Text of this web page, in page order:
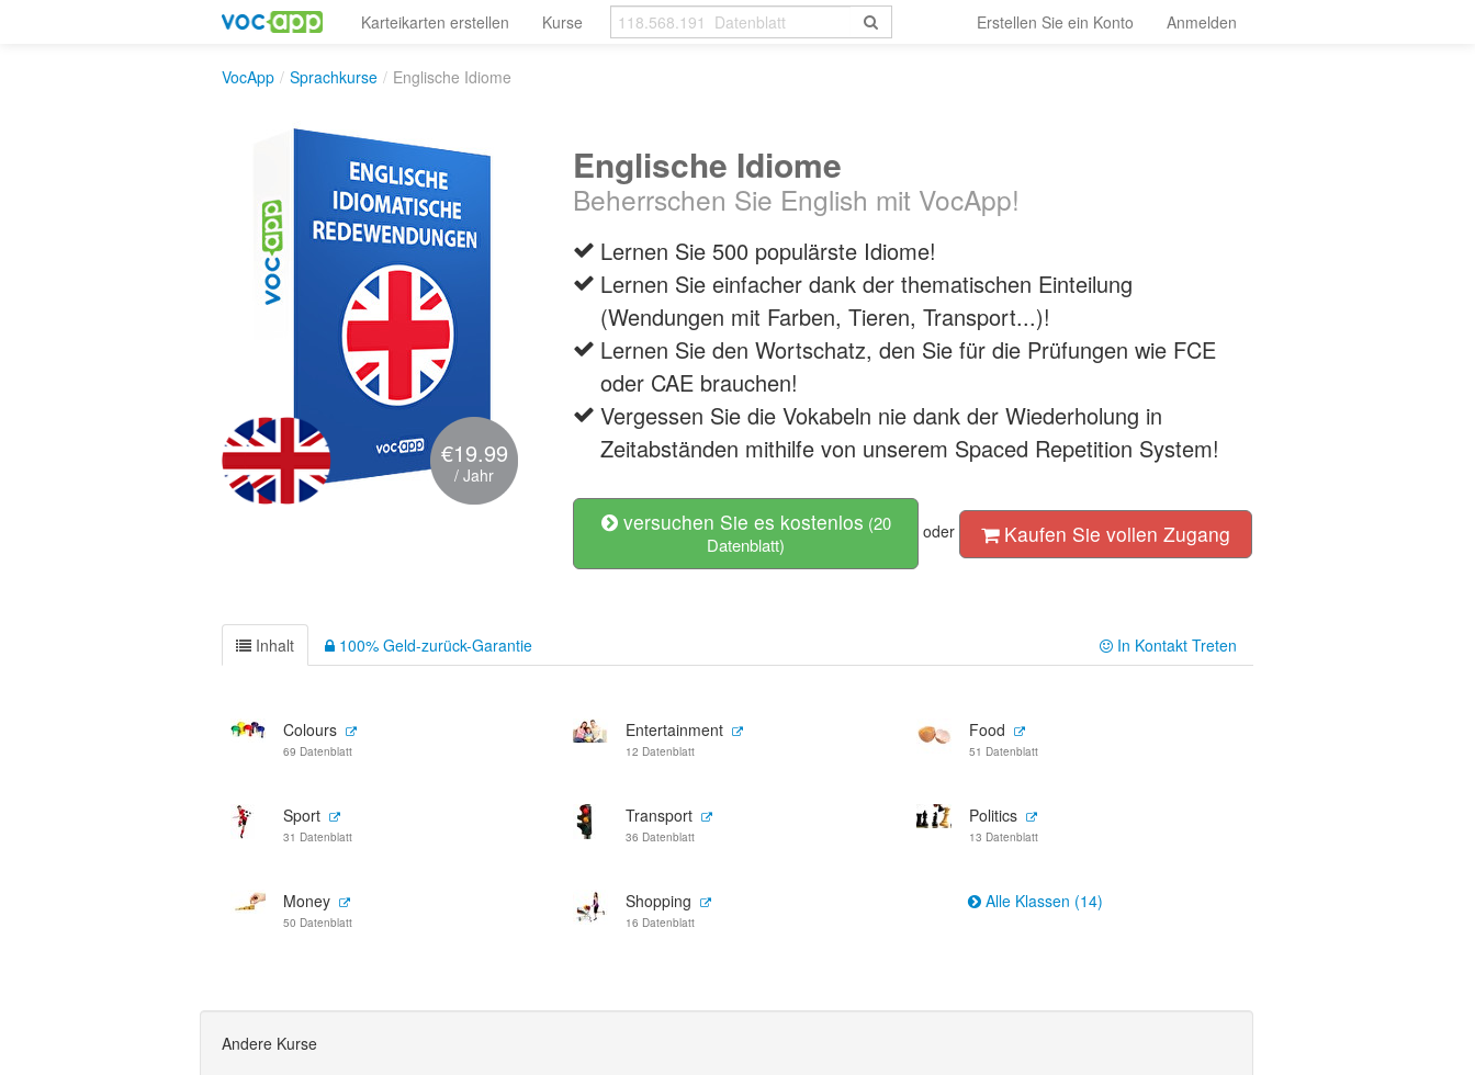
Karteikarten erstellen Kurse Erstellen Sie ein Konto Anmelden
VocApp / Sprachkurse / Englische Idiome
€19.99
/ Jahr
Englische Idiome
Beherrschen Sie English mit VocApp!
Lernen Sie 500 populärste Idiome!
Lernen Sie einfacher dank der thematischen Einteilung
(Wendungen mit Farben, Tieren, Transport...)!
Lernen Sie den Wortschatz, den Sie für die Prüfungen wie FCE
oder CAE brauchen!
Vergessen Sie die Vokabeln nie dank der Wiederholung in
Zeitabständen mithilfe von unserem Spaced Repetition System!
versuchen Sie es kostenlos (20
Datenblatt)
oder Kaufen Sie vollen Zugang
Inhalt 100% Geld-zurück-Garantie In Kontakt Treten
Colours
69 Datenblatt
Entertainment
12 Datenblatt
Food
51 Datenblatt
Sport
31 Datenblatt
Transport
36 Datenblatt
Politics
13 Datenblatt
Money
50 Datenblatt
Shopping
16 Datenblatt
Alle Klassen (14)
Andere Kurse